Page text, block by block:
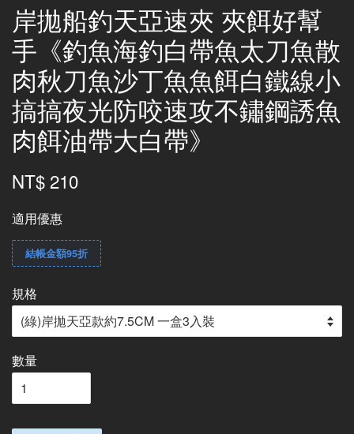
岸拋船釣天亞速夾 夾餌好幫
手《釣魚海釣白帶魚太刀魚散
肉秋刀魚沙丁魚魚餌白鐵線小
搞搞夜光防咬速攻不鏽鋼誘魚
肉餌油帶大白帶》
NT$ 210
適用優惠
結帳金額95折
規格
數量